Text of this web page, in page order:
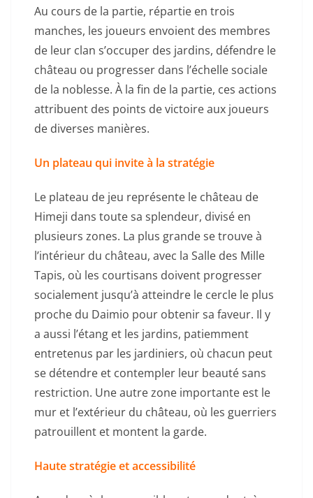
Au cours de la partie, répartie en trois
manches, les joueurs envoient des membres
de leur clan s’occuper des jardins, défendre le
château ou progresser dans l’échelle sociale
de la noblesse. À la fin de la partie, ces actions
attribuent des points de victoire aux joueurs
de diverses manières.
Un plateau qui invite à la stratégie
Le plateau de jeu représente le château de
Himeji dans toute sa splendeur, divisé en
plusieurs zones. La plus grande se trouve à
l’intérieur du château, avec la Salle des Mille
Tapis, où les courtisans doivent progresser
socialement jusqu’à atteindre le cercle le plus
proche du Daimio pour obtenir sa faveur. Il y
a aussi l’étang et les jardins, patiemment
entretenus par les jardiniers, où chacun peut
se détendre et contempler leur beauté sans
restriction. Une autre zone importante est le
mur et l’extérieur du château, où les guerriers
patrouillent et montent la garde.
Haute stratégie et accessibilité